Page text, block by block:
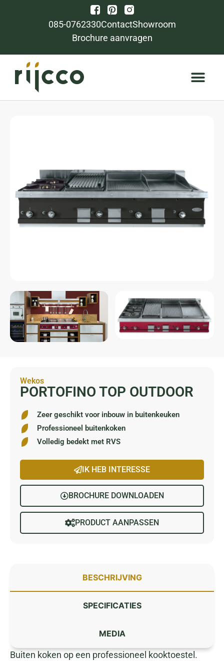
085-0762330ContactShowroom
Brochure aanvragen
BESCHRIJVING
SPECIFICATIES
MEDIA
Buiten koken op een professioneel kooktoestel.
Wekos
PORTOFINO TOP OUTDOOR
Zeer geschikt voor inbouw in buitenkeuken
Professioneel buitenkoken
Volledig bedekt met RVS
IK HEB INTERESSE
BROCHURE DOWNLOADEN
PRODUCT AANPASSEN